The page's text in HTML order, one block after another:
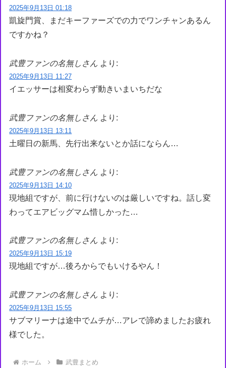
2025年9月13日 01:18
凱旋門賞、まだキーファーズでの力でワンチャンあるん
ですかね？
武豊ファンの名無しさん より:
2025年9月13日 11:27
イエッサーは相変わらず動きいまいちだな
武豊ファンの名無しさん より:
2025年9月13日 13:11
土曜日の新馬、先行出来ないとか話にならん…
武豊ファンの名無しさん より:
2025年9月13日 14:10
現地組ですが、前に行けないのは厳しいですね。話し変
わってエアビッグマム惜しかった…
武豊ファンの名無しさん より:
2025年9月13日 15:19
現地組ですが…後ろからでもいけるやん！
武豊ファンの名無しさん より:
2025年9月13日 15:55
サブマリーナは途中でムチが…アレで諦めましたお疲れ
様でした。
ホーム 武豊まとめ